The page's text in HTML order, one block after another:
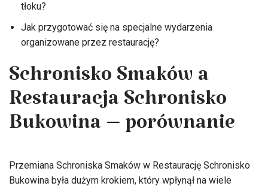
tłoku?
Jak przygotować się na specjalne wydarzenia
organizowane przez restaurację?
Schronisko Smaków a
Restauracja Schronisko
Bukowina – porównanie
Przemiana Schroniska Smaków w Restaurację Schronisko
Bukowina była dużym krokiem, który wpłynął na wiele